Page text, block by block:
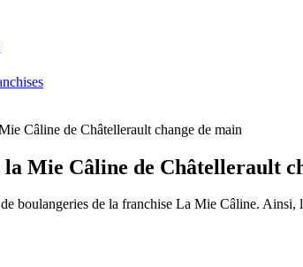
Câline de Châtellerault change de main
Mie Câline de Châtellerault
boulangeries de la franchise La Mie Câline.